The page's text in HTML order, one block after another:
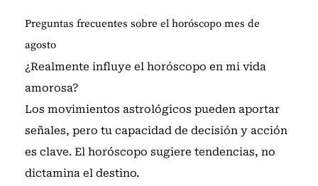
Preguntas frecuentes sobre el horóscopo mes de
agosto
¿Realmente influye el horóscopo en mi vida
amorosa?
Los movimientos astrológicos pueden aportar
señales, pero tu capacidad de decisión y acción
es clave. El horóscopo sugiere tendencias, no
dictamina el destino.